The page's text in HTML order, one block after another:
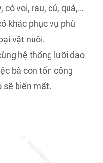
cỏ voi, rau, củ, quả,…
khác phục vụ phù
vật nuôi.
hệ thống lưỡi dao
bà con tốn công
sẽ biến mất.